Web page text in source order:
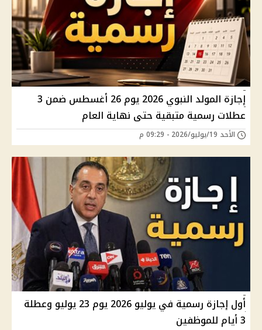
إجازة المولد النبوي 2026 يوم 26 أغسطس ضمن 3
عطلات رسمية متبقية حتى نهاية العام
الأحد 19/يوليو/2026 - 09:29 م
أول إجازة رسمية في يوليو 2026 يوم 23 يوليو وعطلة
3 أيام للموظفين